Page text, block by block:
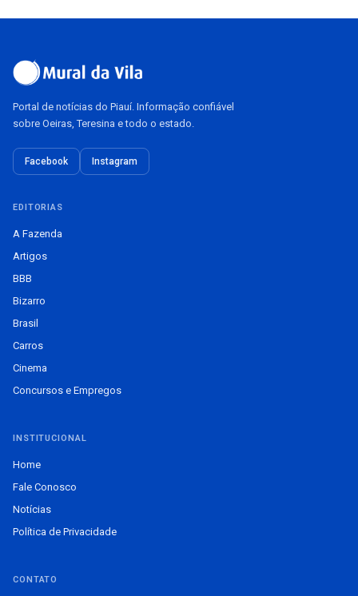
Portal de notícias do Piauí. Informação confiável
sobre Oeiras, Teresina e todo o estado.
Facebook Instagram
EDITORIAS
A Fazenda
Artigos
BBB
Bizarro
Brasil
Carros
Cinema
Concursos e Empregos
INSTITUCIONAL
Home
Fale Conosco
Notícias
Política de Privacidade
CONTATO